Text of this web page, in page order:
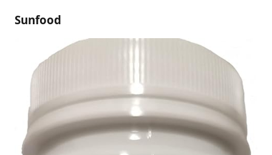
Sunfood